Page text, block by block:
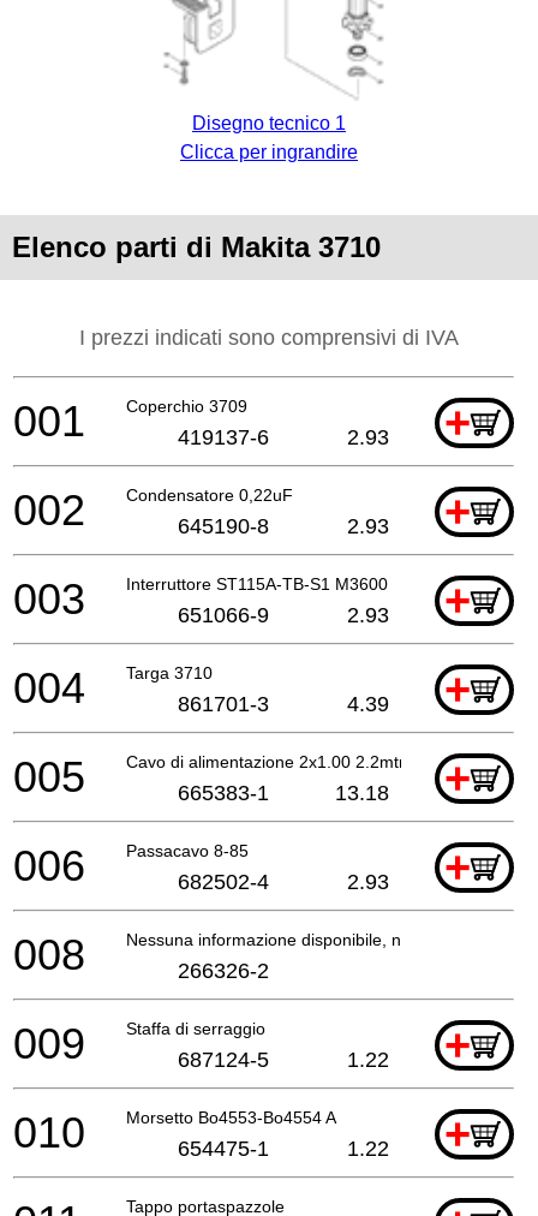
Disegno tecnico 1
Clicca per ingrandire
Elenco parti di Makita 3710
I prezzi indicati sono comprensivi di IVA
Coperchio 3709 +
001 419137-6 2.93
Condensatore 0,22uF +
002 645190-8 2.93
Interruttore ST115A-TB-S1 M3600 +
003 651066-9 2.93
Targa 3710 +
004 861701-3 4.39
Cavo di alimentazione 2x1.00 2.2mtr +
005 665383-1 13.18
Passacavo 8-85 +
006 682502-4 2.93
Nessuna informazione disponibile, non ordinabile
008 266326-2
Staffa di serraggio +
009 687124-5 1.22
Morsetto Bo4553-Bo4554 A +
010 654475-1 1.22
Tappo portaspazzole